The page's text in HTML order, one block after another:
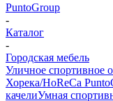
PuntoGroup
-
Каталог
-
Городская мебель
Уличное спортивное
Хорека/HoReCa
качелиУмная